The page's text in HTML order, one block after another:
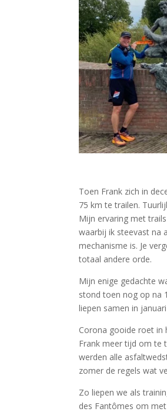
Toen Frank zich in
75 km te trailen.
Mijn ervaring met
waarbij ik steevast na
mechanisme is. Je
totaal andere orde.
Mijn enige gedachte
stond toen nog op na
liepen samen in
Corona gooide roet in
Frank meer tijd om te
werden alle
zomer de regels wat
Zo liepen we als
des Fantômes om